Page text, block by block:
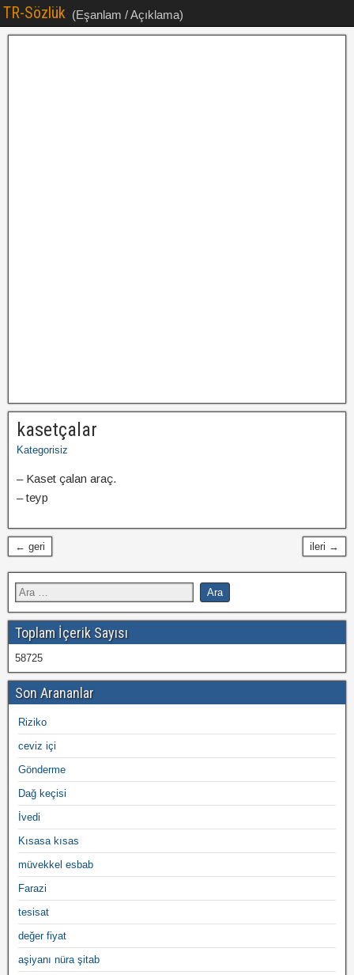
TR-Sözlük (Eşanlam / Açıklama)
kasetçalar
Kategorisiz
– Kaset çalan araç.
– teyp
← geri ileri →
Toplam İçerik Sayısı
58725
Son Arananlar
Riziko
ceviz içi
Gönderme
Dağ keçisi
İvedi
Kısasa kısas
müvekkel esbab
Farazi
tesisat
değer fiyat
aşiyanı nüra şitab